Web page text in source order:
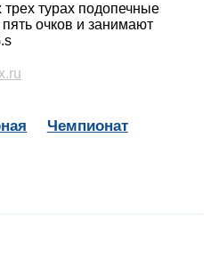
турах подопечные
очков и занимают
Чемпионат